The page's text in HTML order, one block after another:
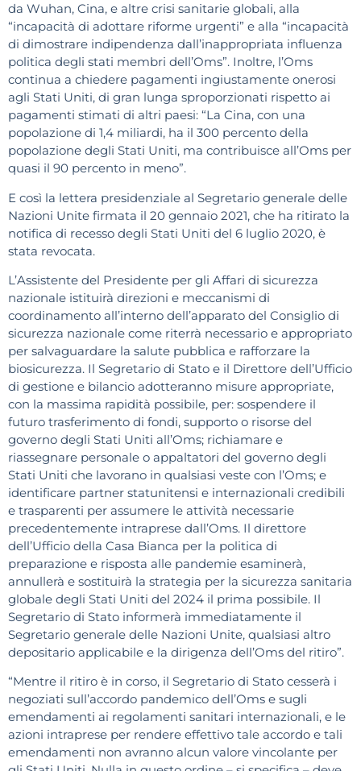
da Wuhan, Cina, e altre crisi sanitarie globali, alla
“incapacità di adottare riforme urgenti” e alla “incapacità
di dimostrare indipendenza dall’inappropriata influenza
politica degli stati membri dell’Oms”. Inoltre, l’Oms
continua a chiedere pagamenti ingiustamente onerosi
agli Stati Uniti, di gran lunga sproporzionati rispetto ai
pagamenti stimati di altri paesi: “La Cina, con una
popolazione di 1,4 miliardi, ha il 300 percento della
popolazione degli Stati Uniti, ma contribuisce all’Oms per
quasi il 90 percento in meno”.
E così la lettera presidenziale al Segretario generale delle
Nazioni Unite firmata il 20 gennaio 2021, che ha ritirato la
notifica di recesso degli Stati Uniti del 6 luglio 2020, è
stata revocata.
L’Assistente del Presidente per gli Affari di sicurezza
nazionale istituirà direzioni e meccanismi di
coordinamento all’interno dell’apparato del Consiglio di
sicurezza nazionale come riterrà necessario e appropriato
per salvaguardare la salute pubblica e rafforzare la
biosicurezza. Il Segretario di Stato e il Direttore dell’Ufficio
di gestione e bilancio adotteranno misure appropriate,
con la massima rapidità possibile, per: sospendere il
futuro trasferimento di fondi, supporto o risorse del
governo degli Stati Uniti all’Oms; richiamare e
riassegnare personale o appaltatori del governo degli
Stati Uniti che lavorano in qualsiasi veste con l’Oms; e
identificare partner statunitensi e internazionali credibili
e trasparenti per assumere le attività necessarie
precedentemente intraprese dall’Oms. Il direttore
dell’Ufficio della Casa Bianca per la politica di
preparazione e risposta alle pandemie esaminerà,
annullerà e sostituirà la strategia per la sicurezza sanitaria
globale degli Stati Uniti del 2024 il prima possibile. Il
Segretario di Stato informerà immediatamente il
Segretario generale delle Nazioni Unite, qualsiasi altro
depositario applicabile e la dirigenza dell’Oms del ritiro”.
“Mentre il ritiro è in corso, il Segretario di Stato cesserà i
negoziati sull’accordo pandemico dell’Oms e sugli
emendamenti ai regolamenti sanitari internazionali, e le
azioni intraprese per rendere effettivo tale accordo e tali
emendamenti non avranno alcun valore vincolante per